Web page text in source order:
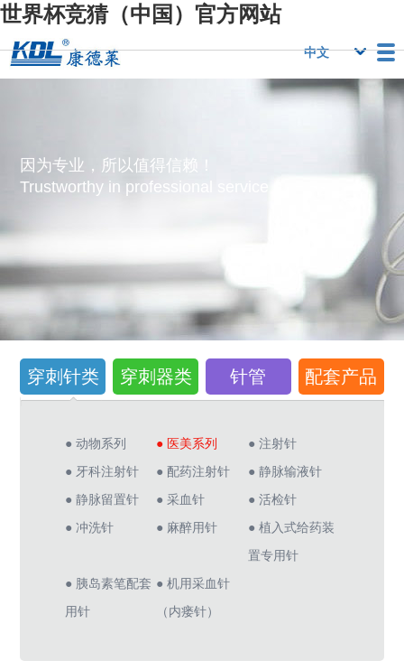
世界杯竞猜（中国）官方网站
栏目
国）官方网站
因为专业，所以值得信赖！
Trustworthy in professional service！
穿刺针类 穿刺器类 针管 配套产品
● 动物系列 ● 医美系列
● 注射针
● 牙科注射针
● 配药注射针
● 静脉输液针
● 静脉留置针
● 采血针
● 活检针
● 冲洗针
● 麻醉用针
● 植入式给药装
置专用针
● 胰岛素笔配套
用针
● 机用采血针
（内瘘针）